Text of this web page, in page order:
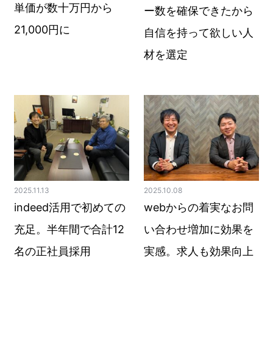
単価が数十万円から
21,000円に
ー数を確保できたから
自信を持って欲しい人
材を選定
2025.11.13
indeed活用で初めての
充足。半年間で合計12
名の正社員採用
2025.10.08
webからの着実なお問
い合わせ増加に効果を
実感。求人も効果向上